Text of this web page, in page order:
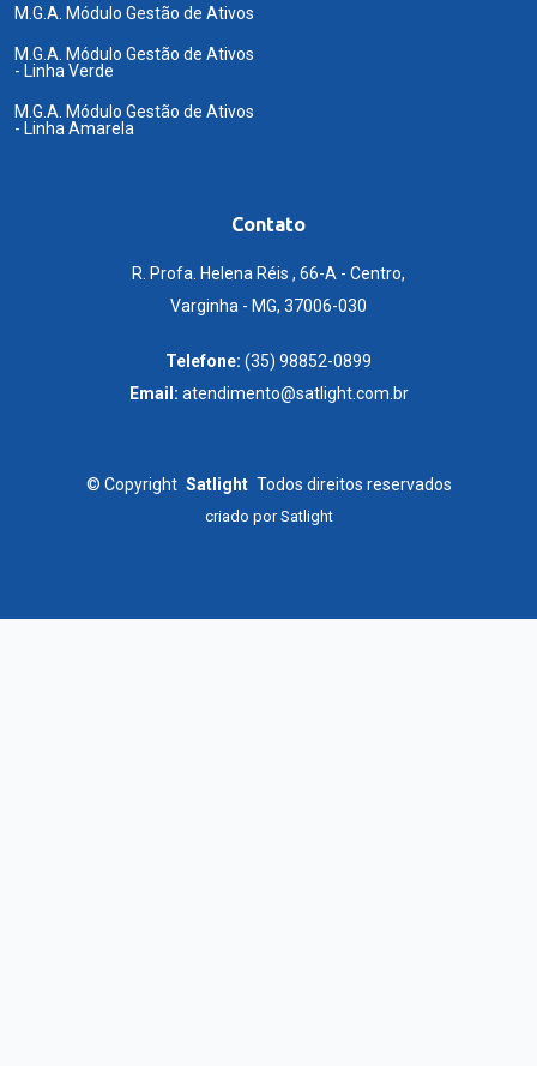
M.G.A. Módulo Gestão de Ativos
M.G.A. Módulo Gestão de Ativos
- Linha Verde
M.G.A. Módulo Gestão de Ativos
- Linha Amarela
Contato
R. Profa. Helena Réis , 66-A - Centro,
Varginha - MG, 37006-030
Telefone: (35) 98852-0899
Email: atendimento@satlight.com.br
© Copyright Satlight Todos direitos reservados
criado porSatlight